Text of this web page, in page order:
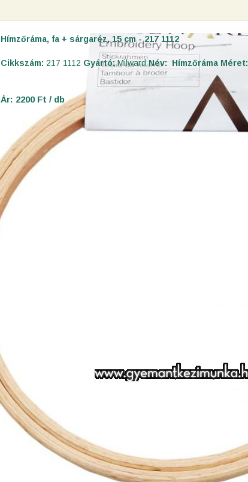
Hímzőráma, fa + sárgaréz, 15 cm - 217 1112
Cikkszám: 217 1112 Gyártó:Milward Név: Hímzőráma Méret:
Ár: 2200 Ft / db